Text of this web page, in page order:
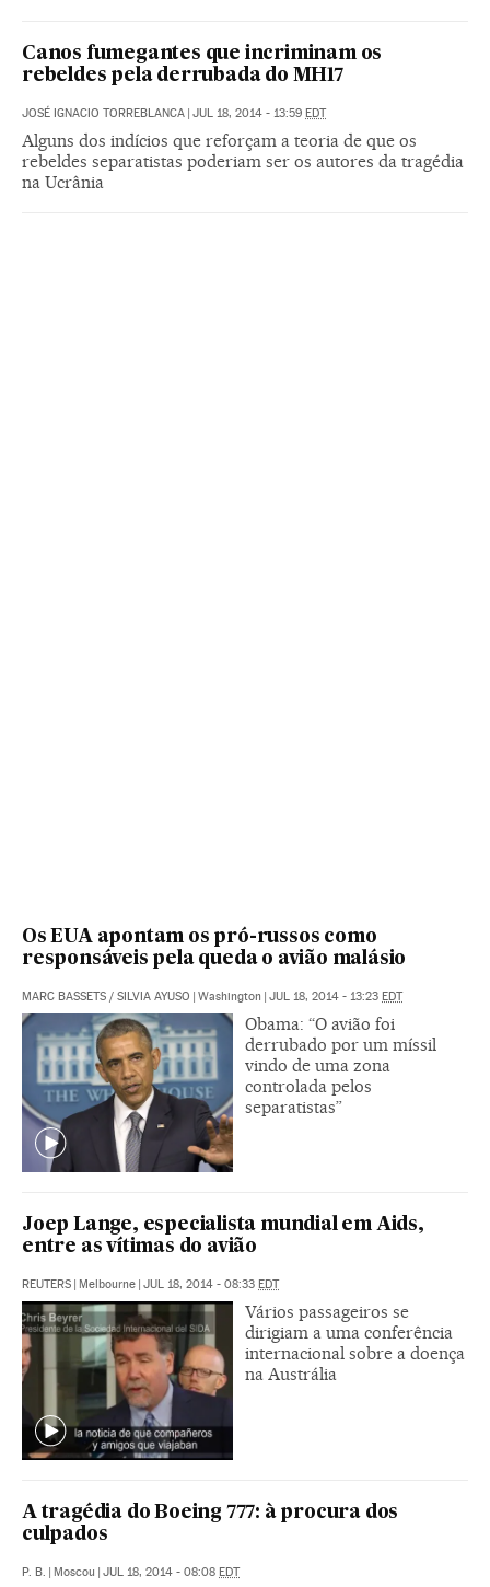
Canos fumegantes que incriminam os
rebeldes pela derrubada do MH17
JOSÉ IGNACIO TORREBLANCA | JUL 18, 2014 - 13:59 EDT
Alguns dos indícios que reforçam a teoria de que os
rebeldes separatistas poderiam ser os autores da tragédia
na Ucrânia
Os EUA apontam os pró-russos como
responsáveis pela queda o avião malásio
MARC BASSETS / SILVIA AYUSO | Washington | JUL 18, 2014 - 13:23 EDT
Obama: “O avião foi
derrubado por um míssil
vindo de uma zona
controlada pelos
separatistas”
Joep Lange, especialista mundial em Aids,
entre as vítimas do avião
REUTERS | Melbourne | JUL 18, 2014 - 08:33 EDT
Vários passageiros se
dirigiam a uma conferência
internacional sobre a doença
na Austrália
A tragédia do Boeing 777: à procura dos
culpados
P. B. | Moscou | JUL 18, 2014 - 08:08 EDT